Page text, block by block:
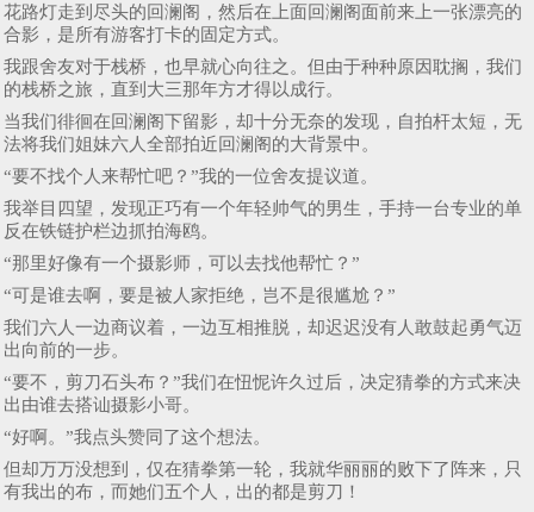
花路灯走到尽头的回澜阁，然后在上面回澜阁面前来上一张漂亮的
合影，是所有游客打卡的固定方式。
我跟舍友对于栈桥，也早就心向往之。但由于种种原因耽搁，我们
的栈桥之旅，直到大三那年方才得以成行。
当我们徘徊在回澜阁下留影，却十分无奈的发现，自拍杆太短，无
法将我们姐妹六人全部拍近回澜阁的大背景中。
“要不找个人来帮忙吧？”我的一位舍友提议道。
我举目四望，发现正巧有一个年轻帅气的男生，手持一台专业的单
反在铁链护栏边抓拍海鸥。
“那里好像有一个摄影师，可以去找他帮忙？”
“可是谁去啊，要是被人家拒绝，岂不是很尴尬？”
我们六人一边商议着，一边互相推脱，却迟迟没有人敢鼓起勇气迈
出向前的一步。
“要不，剪刀石头布？”我们在忸怩许久过后，决定猜拳的方式来决
出由谁去搭讪摄影小哥。
“好啊。”我点头赞同了这个想法。
但却万万没想到，仅在猜拳第一轮，我就华丽丽的败下了阵来，只
有我出的布，而她们五个人，出的都是剪刀！